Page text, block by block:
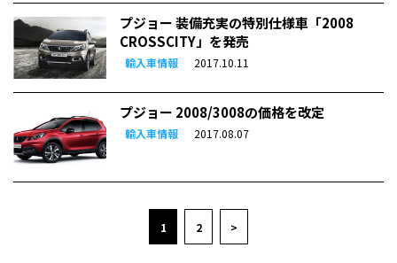
プジョー 装備充実の特別仕様車「2008
CROSSCITY」を発売
輸入車情報 2017.10.11
プジョー 2008/3008の価格を改定
輸入車情報 2017.08.07
1 2 >